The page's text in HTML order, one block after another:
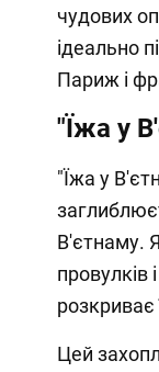
чудових
ідеально
Париж і
"Їжа у
"Їжа у
В'єтнаму.
провулків
розкриває
Цей